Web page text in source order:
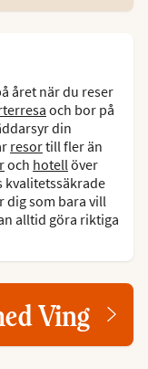
året när du reser
och bor på
din
resortill fler än
och hotell över
kvalitetssäkrade
dig som bara vill
alltid göra riktiga
Ving